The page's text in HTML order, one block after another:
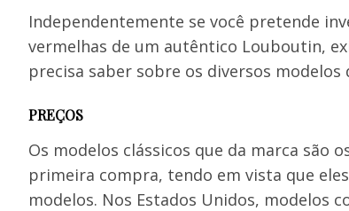
Independentemente se você pretende
vermelhas de um autêntico Louboutin,
precisa saber sobre os diversos modelos
PREÇOS
Os modelos clássicos que da marca são
primeira compra, tendo em vista que
modelos. Nos Estados Unidos, modelos